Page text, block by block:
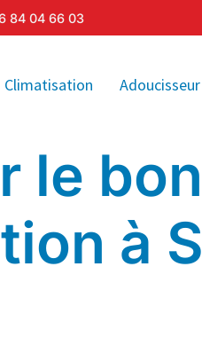
84 04 66 03
Climatisation Adoucisseur
le
à